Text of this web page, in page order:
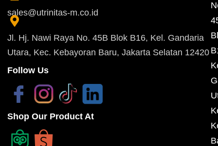
sales@utrinitas-m.co.id
Jl. Hj. Nawi Raya No. 45B Blok B16, Kel. Gandaria
Utara, Kec. Kebayoran Baru, Jakarta Selatan 12420
Follow Us
Shop Our Product At